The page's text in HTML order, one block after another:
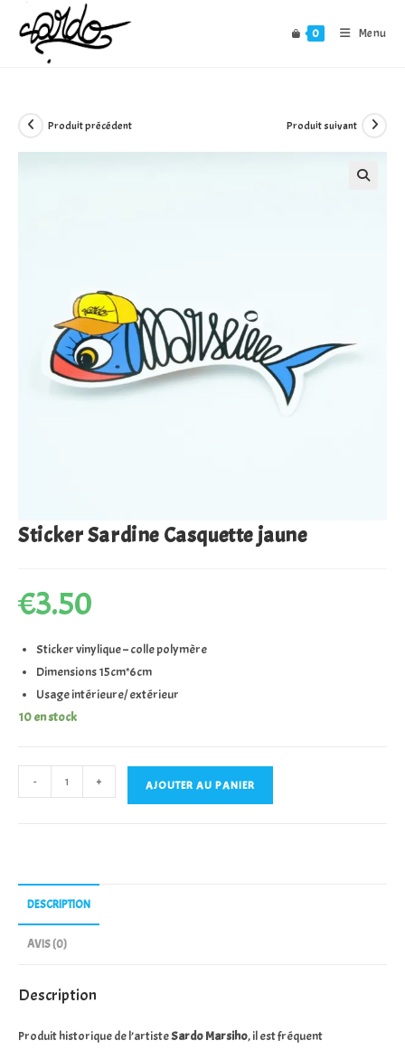
content
0 Menu
Produit précédent Produit suivant
Sticker Sardine Casquette jaune
€3.50
Sticker vinylique – colle polymère
Dimensions 15cm*6cm
Usage intérieure/ extérieur
10 en stock
de
jaune
- + AJOUTER AU PANIER
DESCRIPTION
AVIS (0)
Description
Produit historique de l’artisteSardo Marsiho, il est fréquent